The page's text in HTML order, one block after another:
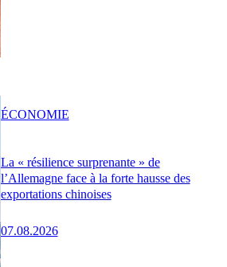
La « résilience surprenante » de
l’Allemagne face à la forte hausse des
exportations chinoises
07.08.2026
ÉCONOMIE